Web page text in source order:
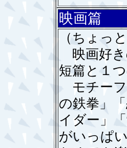
映画
（ちょっ
映画好き
短篇と１
モチーフ
の鉄拳」
イダー」
がいっぱ